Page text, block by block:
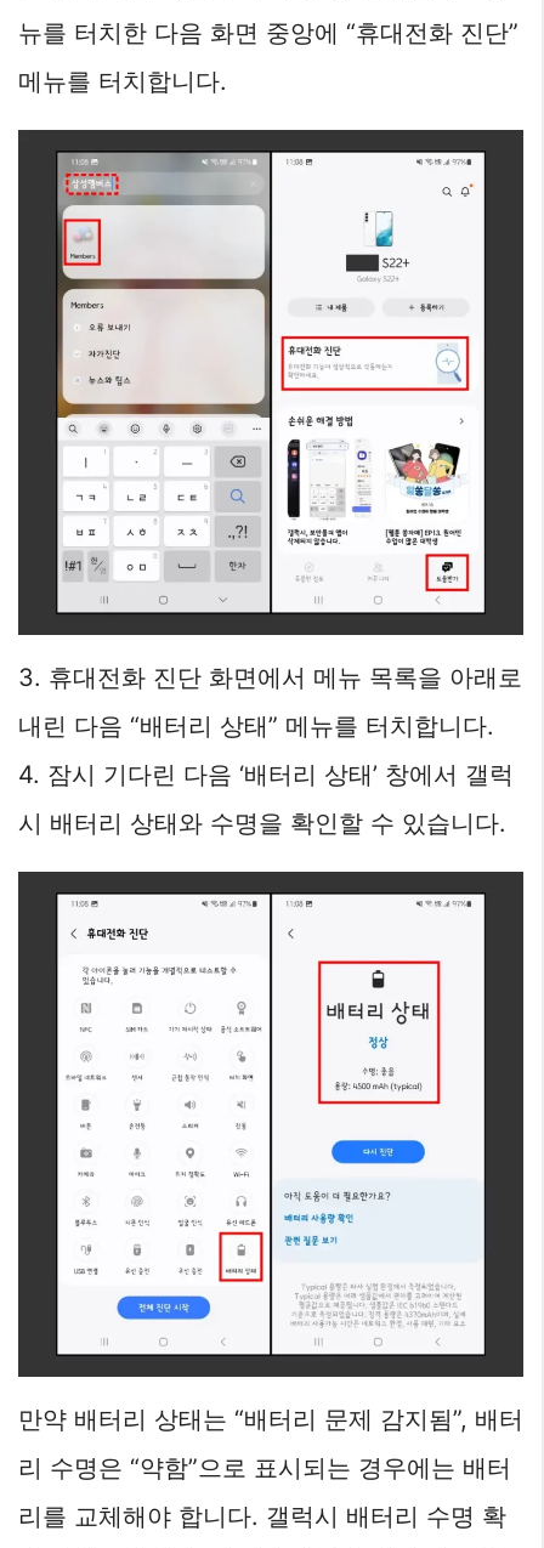
뉴를 터치한 다음 화면 중앙에 “휴대전화 진단”
메뉴를 터치합니다.
3. 휴대전화 진단 화면에서 메뉴 목록을 아래로
내린 다음 “배터리 상태” 메뉴를 터치합니다.
4. 잠시 기다린 다음 ‘배터리 상태’ 창에서 갤럭
시 배터리 상태와 수명을 확인할 수 있습니다.
만약 배터리 상태는 “배터리 문제 감지됨”, 배터
리 수명은 “약함”으로 표시되는 경우에는 배터
리를 교체해야 합니다. 갤럭시 배터리 수명 확